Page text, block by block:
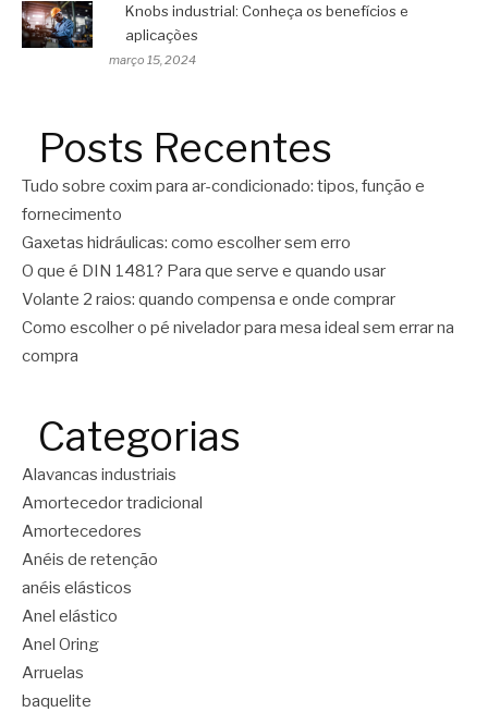
Knobs industrial: Conheça os benefícios e
aplicações
março 15, 2024
Posts Recentes
Tudo sobre coxim para ar-condicionado: tipos, função e
fornecimento
Gaxetas hidráulicas: como escolher sem erro
O que é DIN 1481? Para que serve e quando usar
Volante 2 raios: quando compensa e onde comprar
Como escolher o pé nivelador para mesa ideal sem errar na
compra
Categorias
Alavancas industriais
Amortecedor tradicional
Amortecedores
Anéis de retenção
anéis elásticos
Anel elástico
Anel Oring
Arruelas
baquelite